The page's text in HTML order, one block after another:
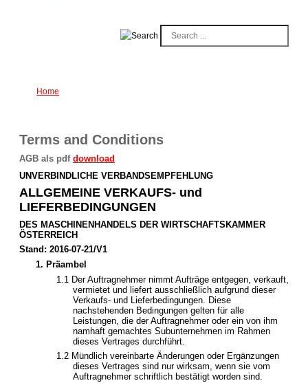
Search
...
Home
Terms and Conditions
AGB als pdf download
UNVERBINDLICHE VERBANDSEMPFEHLUNG
ALLGEMEINE VERKAUFS- und
LIEFERBEDINGUNGEN
DES MASCHINENHANDELS DER WIRTSCHAFTSKAMMER
ÖSTERREICH
Stand: 2016-07-21/V1
1. Präambel
1.1 Der Auftragnehmer nimmt Aufträge entgegen, verkauft,
vermietet und liefert ausschließlich aufgrund dieser
Verkaufs- und Lieferbedingungen. Diese
nachstehenden Bedingungen gelten für alle
Leistungen, die der Auftragnehmer oder ein von ihm
namhaft gemachtes Subunternehmen im Rahmen
dieses Vertrages durchführt.
1.2 Mündlich vereinbarte Änderungen oder Ergänzungen
dieses Vertrages sind nur wirksam, wenn sie vom
Auftragnehmer schriftlich bestätigt worden sind.